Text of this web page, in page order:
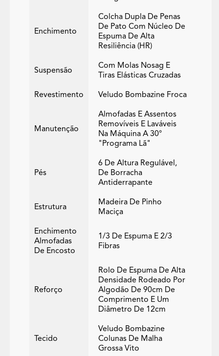
Enchimento
Colcha Dupla De Penas
De Pato Com Núcleo De
Espuma De Alta
Resiliência (HR)
Suspensão
Com Molas Nosag E
Tiras Elásticas Cruzadas
Revestimento Veludo Bombazine Froca
Manutenção
Almofadas E Assentos
Removíveis E Laváveis
Na Máquina A 30°
"programa Lã"
Pés
6 De Altura Regulável,
De Borracha
Antiderrapante
Estrutura
Madeira De Pinho
Maciça
Enchimento
Almofadas
De Encosto
1/3 De Espuma E 2/3
Fibras
Reforço
Rolo De Espuma De Alta
Densidade Rodeado Por
Algodão De 90cm De
Comprimento E Um
Diâmetro De 12cm
Tecido
Veludo Bombazine
Colunas De Malha
Grossa Vito